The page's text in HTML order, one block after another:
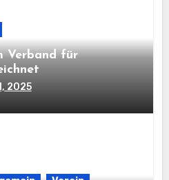
Verband für
2025